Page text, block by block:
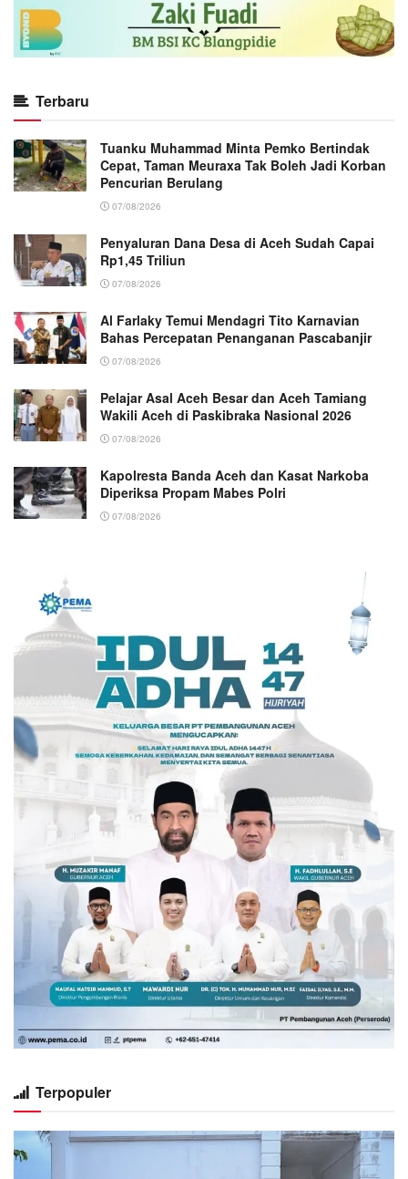
Terbaru
Tuanku Muhammad Minta Pemko Bertindak
Cepat, Taman Meuraxa Tak Boleh Jadi Korban
Pencurian Berulang
07/08/2026
Penyaluran Dana Desa di Aceh Sudah Capai
Rp1,45 Triliun
07/08/2026
Al Farlaky Temui Mendagri Tito Karnavian
Bahas Percepatan Penanganan Pascabanjir
07/08/2026
Pelajar Asal Aceh Besar dan Aceh Tamiang
Wakili Aceh di Paskibraka Nasional 2026
07/08/2026
Kapolresta Banda Aceh dan Kasat Narkoba
Diperiksa Propam Mabes Polri
07/08/2026
Terpopuler